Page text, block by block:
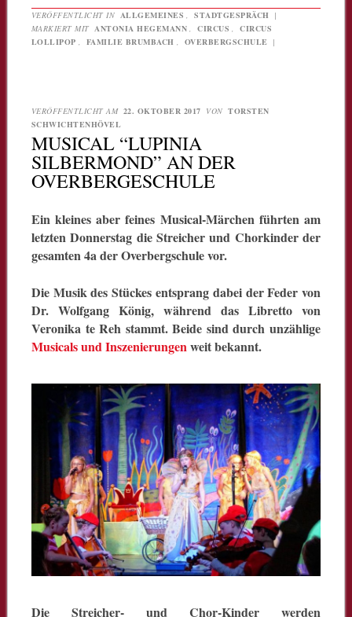
VERÖFFENTLICHT IN ALLGEMEINES , STADTGESPRÄCH |
MARKIERT MIT ANTONIA HEGEMANN , CIRCUS ,
CIRCUS
LOLLIPOP , FAMILIE BRUMBACH , OVERBERGSCHULE |
VERÖFFENTLICHT AM 22. OKTOBER 2017 VON TORSTEN
SCHWICHTENHÖVEL
MUSICAL “LUPINIA
SILBERMOND” AN DER
OVERBERGESCHULE
Ein kleines aber feines Musical-Märchen führten am
letzten Donnerstag die Streicher und Chorkinder der
gesamten 4a der Overbergschule vor.
Die Musik des Stückes entsprang dabei der Feder von
Dr. Wolfgang König, während das Libretto von
Veronika te Reh stammt. Beide sind durch unzählige
Musicals und Inszenierungenweit bekannt.
Die Streicher- und Chor-Kinder werden